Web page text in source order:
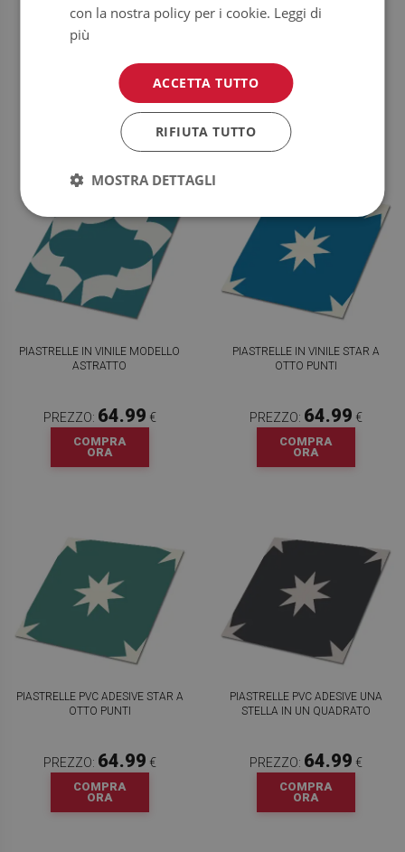
PIASTRELLE PVC LINEE DI
ASTRAZIONI
64.99
COMPRA
PIASTRELLE IN PVC ESAGONI
MIMETIZZATI
PREZZO:
COMPRA
PIASTRELLE IN VINILE MODELLO
ASTRATTO
PREZZO: 64.99 €
COMPRA
ORA
PIASTRELLE IN VINILE STAR A
OTTO PUNTI
PREZZO: 64.99 €
COMPRA
ORA
PIASTRELLE PVC ADESIVE STAR A
OTTO PUNTI
PREZZO: 64.99 €
COMPRA
ORA
PIASTRELLE PVC ADESIVE UNA
STELLA IN UN QUADRATO
PREZZO: 64.99 €
COMPRA
ORA
con la nostra policy per i cookie. Leggi di
più
ACCETTA TUTTO
RIFIUTA TUTTO
MOSTRA DETTAGLI